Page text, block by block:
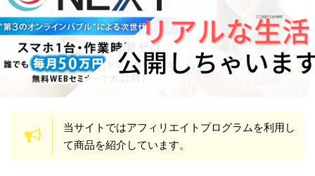
当サイトではアフィリエイトプログラムを利用し
て商品を紹介しています。